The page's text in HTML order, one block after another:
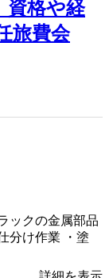
資格や経
旅費会
クの金属部品
分け作業 ・塗